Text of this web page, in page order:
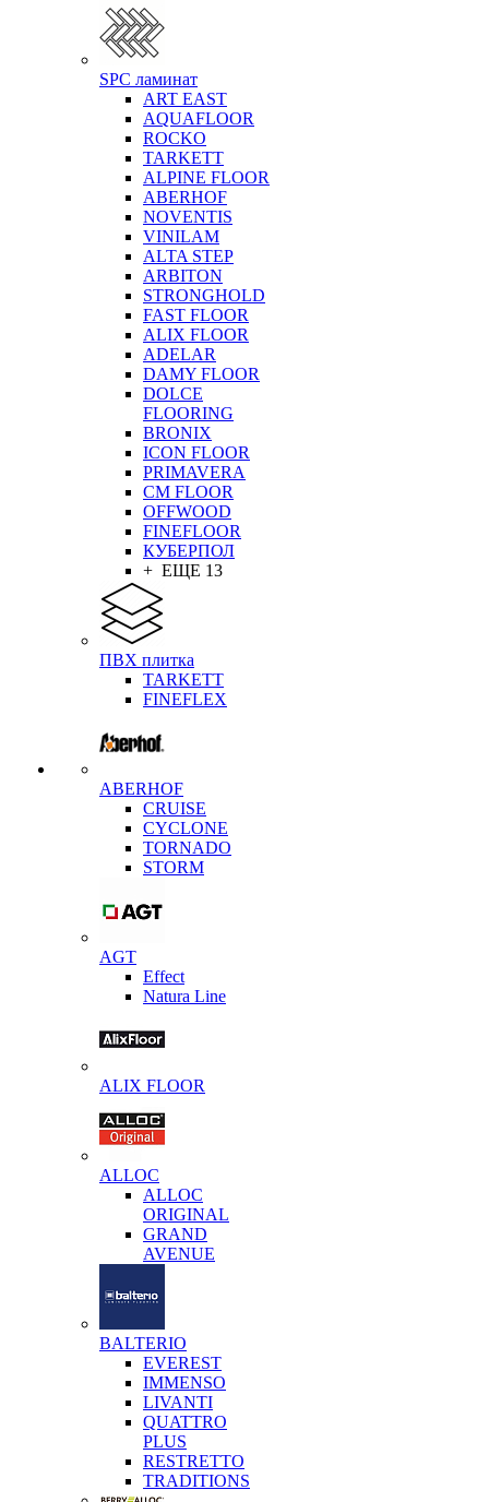
SPC ламинат
ART EAST
AQUAFLOOR
ROCKO
TARKETT
ALPINE FLOOR
ABERHOF
NOVENTIS
VINILAM
ALTA STEP
ARBITON
STRONGHOLD
FAST FLOOR
ALIX FLOOR
ADELAR
DAMY FLOOR
DOLCE
FLOORING
BRONIX
ICON FLOOR
PRIMAVERA
CM FLOOR
OFFWOOD
FINEFLOOR
КУБЕРПОЛ
+ ЕЩЕ 13
ПВХ плитка
TARKETT
FINEFLEX
ABERHOF
CRUISE
CYCLONE
TORNADO
STORM
AGT
Effect
Natura Line
ALIX FLOOR
ALLOC
ALLOC
ORIGINAL
GRAND
AVENUE
BALTERIO
EVEREST
IMMENSO
LIVANTI
QUATTRO
PLUS
RESTRETTO
TRADITIONS